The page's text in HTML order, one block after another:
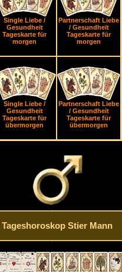
Single Liebe /
Gesundheit
Tageskarte für
morgen
Partnerschaft Liebe
/ Gesundheit
Tageskarte für
morgen
Single Liebe /
Gesundheit
Tageskarte für
übermorgen
Partnerschaft Liebe
/ Gesundheit
Tageskarte für
übermorgen
Tageshoroskop Stier Mann